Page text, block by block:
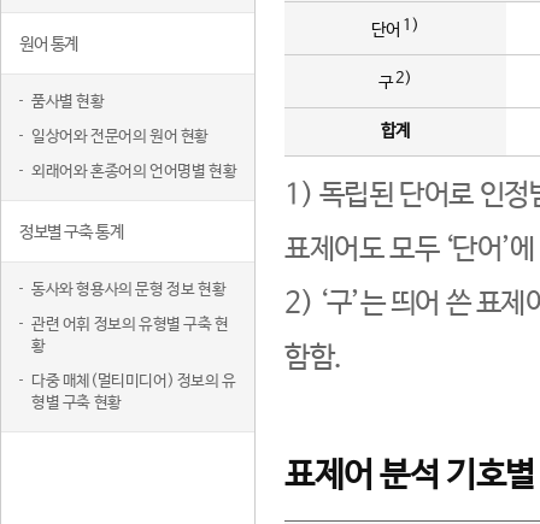
원어 통계
품사별 현황
일상어와 전문어의 원어 현황
외래어와 혼종어의 언어명별 현황
정보별 구축 통계
동사와 형용사의 문형 정보 현황
관련 어휘 정보의 유형별 구축 현
황
다중 매체(멀티미디어) 정보의 유
형별 구축 현황
단어 1)
구2)
합계
1) 독립된 단어로 인정
표제어도 모두 ‘단어’
2) ‘구’는 띄어 쓴 표
함함.
표제어 분석 기호